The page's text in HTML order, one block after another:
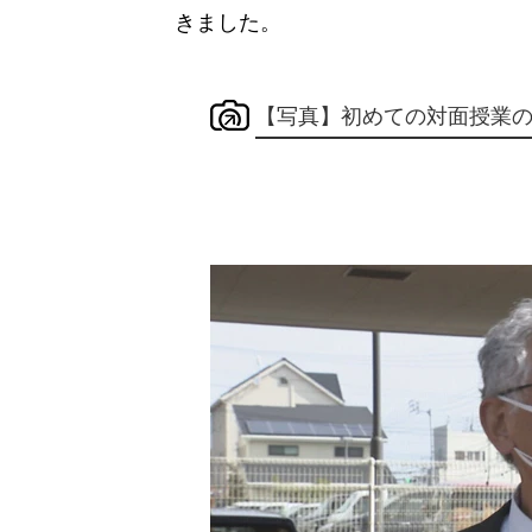
きました。
【写真】初めての対面授業